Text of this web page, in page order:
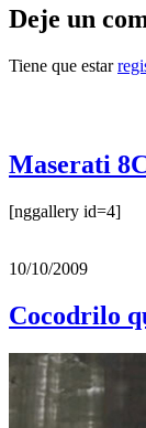
Deje un
Tiene que estar
Maserati
[nggallery id=4]
10/10/2009
Cocodrilo